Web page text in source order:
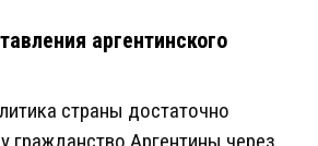
аргентинского
страны достаточно